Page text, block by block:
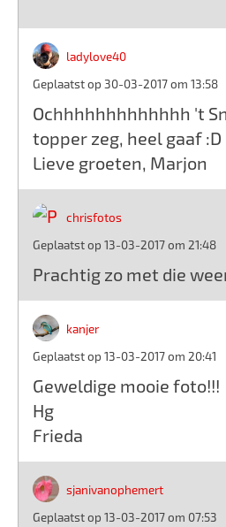
ladylove40
Geplaatst op 30-03-2017 om 13:58
Ochhhhhhhhhhhhh 't
topper zeg, heel gaaf :D
Lieve groeten, Marjon
chrisfotos
Geplaatst op 13-03-2017 om 21:48
Prachtig zo met die
kanjer
Geplaatst op 13-03-2017 om 20:41
Geweldige mooie foto!!!
Hg
Frieda
sjanivanophemert
Geplaatst op 13-03-2017 om 07:53